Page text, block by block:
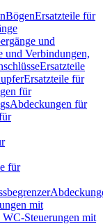
BögenErsatzteile für
und
und Verbindungen,
Ersatzteile
Ersatzteile für
für
Abdeckungen für
für
mit
Steuerungen mit